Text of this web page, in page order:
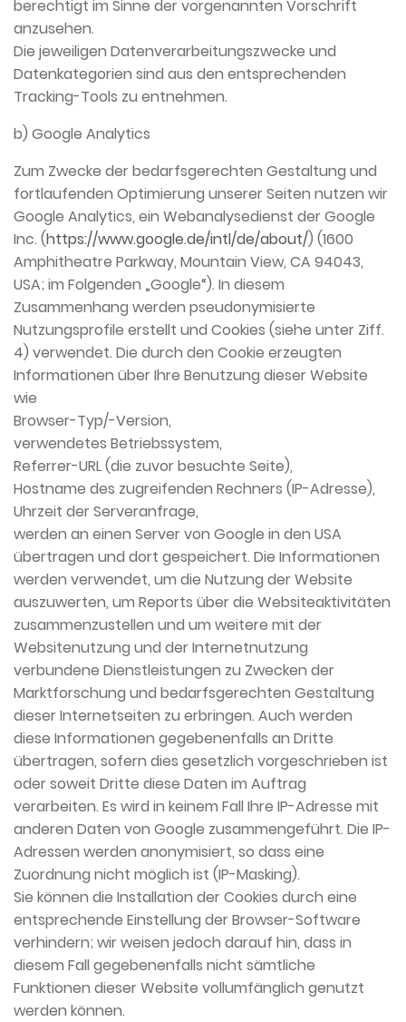
berechtigt im Sinne der vorgenannten Vorschrift
anzusehen.
Die jeweiligen Datenverarbeitungszwecke und
Datenkategorien sind aus den entsprechenden
Tracking-Tools zu entnehmen.
b) Google Analytics
Zum Zwecke der bedarfsgerechten Gestaltung und
fortlaufenden Optimierung unserer Seiten nutzen wir
Google Analytics, ein Webanalysedienst der Google
Inc. (https://www.google.de/intl/de/about/) (1600
Amphitheatre Parkway, Mountain View, CA 94043,
USA; im Folgenden „Google“). In diesem
Zusammenhang werden pseudonymisierte
Nutzungsprofile erstellt und Cookies (siehe unter Ziff.
4) verwendet. Die durch den Cookie erzeugten
Informationen über Ihre Benutzung dieser Website
wie
Browser-Typ/-Version,
verwendetes Betriebssystem,
Referrer-URL (die zuvor besuchte Seite),
Hostname des zugreifenden Rechners (IP-Adresse),
Uhrzeit der Serveranfrage,
werden an einen Server von Google in den USA
übertragen und dort gespeichert. Die Informationen
werden verwendet, um die Nutzung der Website
auszuwerten, um Reports über die Websiteaktivitäten
zusammenzustellen und um weitere mit der
Websitenutzung und der Internetnutzung
verbundene Dienstleistungen zu Zwecken der
Marktforschung und bedarfsgerechten Gestaltung
dieser Internetseiten zu erbringen. Auch werden
diese Informationen gegebenenfalls an Dritte
übertragen, sofern dies gesetzlich vorgeschrieben ist
oder soweit Dritte diese Daten im Auftrag
verarbeiten. Es wird in keinem Fall Ihre IP-Adresse mit
anderen Daten von Google zusammengeführt. Die IP-
Adressen werden anonymisiert, so dass eine
Zuordnung nicht möglich ist (IP-Masking).
Sie können die Installation der Cookies durch eine
entsprechende Einstellung der Browser-Software
verhindern; wir weisen jedoch darauf hin, dass in
diesem Fall gegebenenfalls nicht sämtliche
Funktionen dieser Website vollumfänglich genutzt
werden können.